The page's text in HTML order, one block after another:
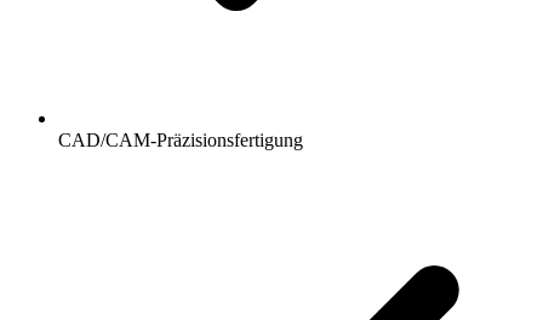
CAD/CAM-Präzisionsfertigung